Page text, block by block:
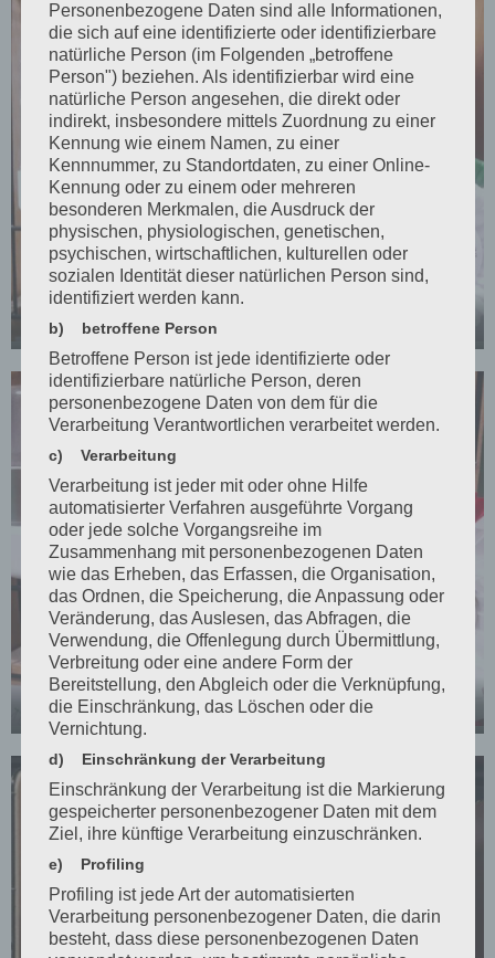
2. Platz Schauklasse A
Sieger Gloster
Personenbezogene Daten sind alle Informationen,
die sich auf eine identifizierte oder identifizierbare
natürliche Person (im Folgenden „betroffene
Person") beziehen. Als identifizierbar wird eine
natürliche Person angesehen, die direkt oder
indirekt, insbesondere mittels Zuordnung zu einer
Kennung wie einem Namen, zu einer
Kennnummer, zu Standortdaten, zu einer Online-
Kennung oder zu einem oder mehreren
besonderen Merkmalen, die Ausdruck der
physischen, physiologischen, genetischen,
psychischen, wirtschaftlichen, kulturellen oder
sozialen Identität dieser natürlichen Person sind,
identifiziert werden kann.
b) betroffene Person
Betroffene Person ist jede identifizierte oder
identifizierbare natürliche Person, deren
personenbezogene Daten von dem für die
Verarbeitung Verantwortlichen verarbeitet werden.
c) Verarbeitung
Verarbeitung ist jeder mit oder ohne Hilfe
automatisierter Verfahren ausgeführte Vorgang
oder jede solche Vorgangsreihe im
Zusammenhang mit personenbezogenen Daten
wie das Erheben, das Erfassen, die Organisation,
das Ordnen, die Speicherung, die Anpassung oder
Veränderung, das Auslesen, das Abfragen, die
Verwendung, die Offenlegung durch Übermittlung,
Verbreitung oder eine andere Form der
Bereitstellung, den Abgleich oder die Verknüpfung,
die Einschränkung, das Löschen oder die
Vernichtung.
d) Einschränkung der Verarbeitung
Einschränkung der Verarbeitung ist die Markierung
gespeicherter personenbezogener Daten mit dem
Ziel, ihre künftige Verarbeitung einzuschränken.
e) Profiling
Profiling ist jede Art der automatisierten
Verarbeitung personenbezogener Daten, die darin
besteht, dass diese personenbezogenen Daten